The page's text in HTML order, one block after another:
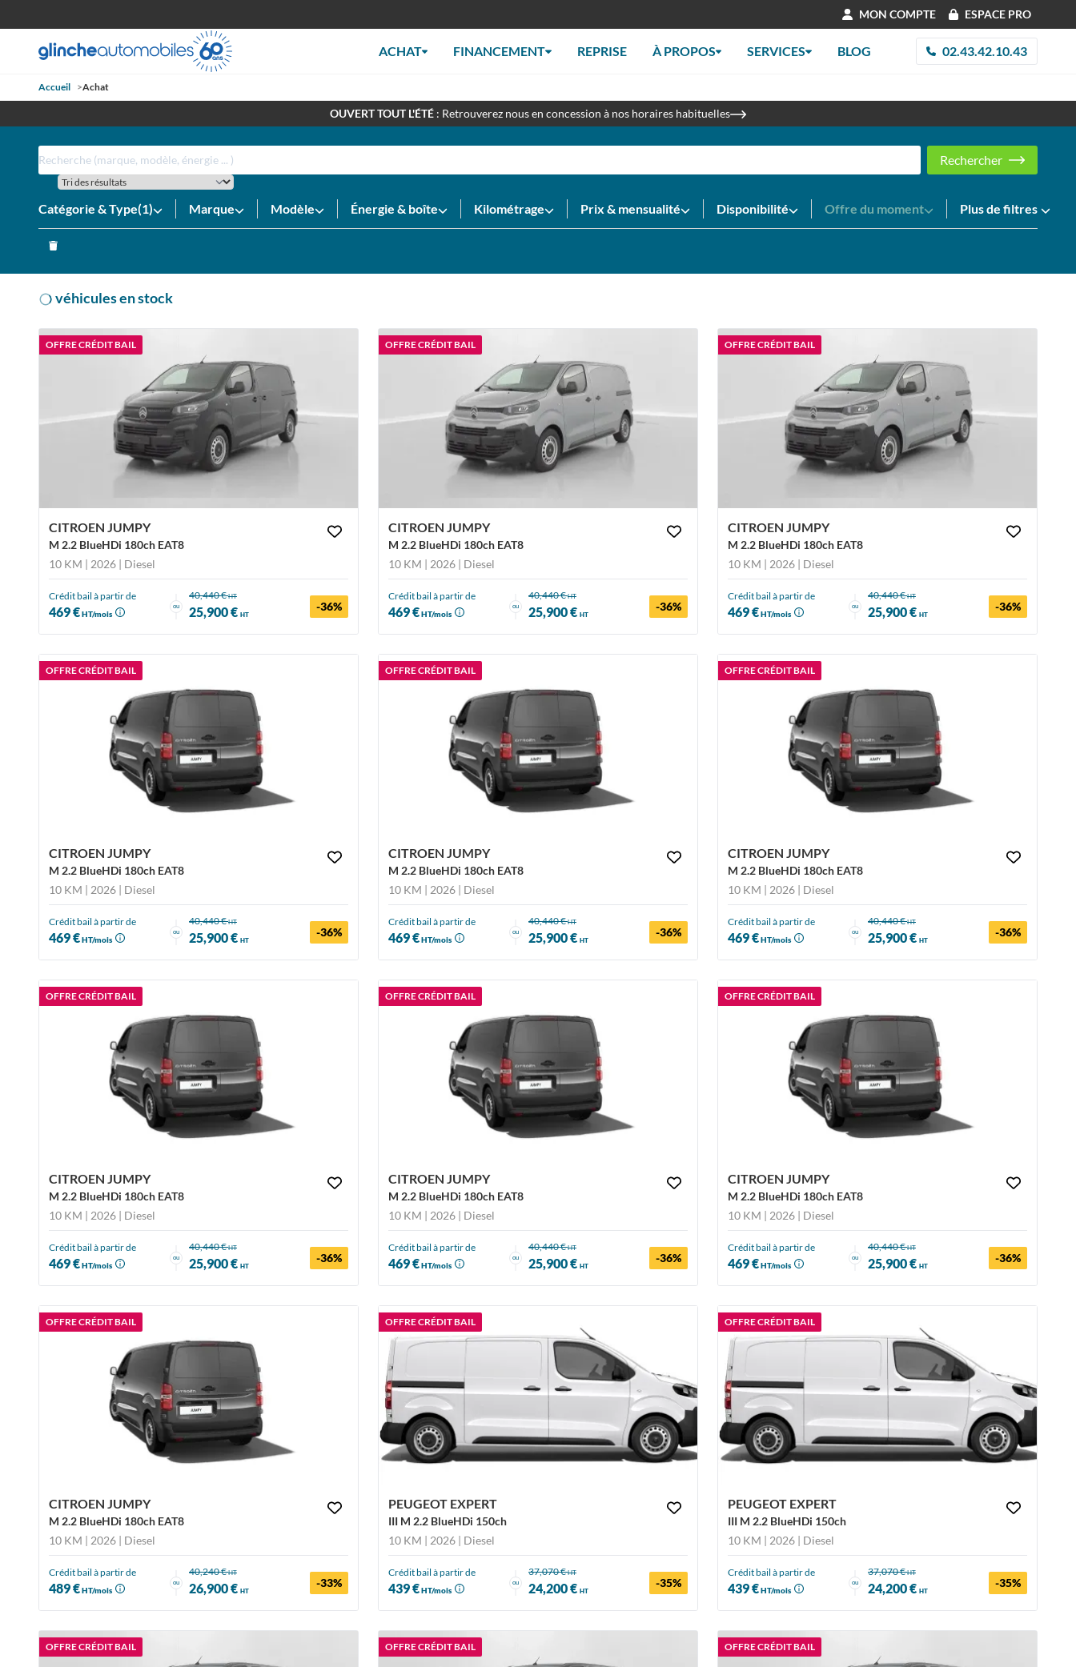
MON COMPTE ESPACE PRO
ACHAT FINANCEMENT REPRISE À PROPOS SERVICES BLOG 02.43.42.10.43
Accueil >Achat
Achat de Voiture, Utilitaire, Loisirs et Prestige neuve et d'occasion disponible directement chez Glinche Automobiles
OUVERT TOUT L'ÉTÉ : Retrouverez nous en concession à nos horaires habituelles
Rechercher
Catégorie & Type(1) Marque Modèle Énergie & boîte Kilométrage Prix & mensualité Disponibilité Offre du moment Plus de filtres
véhicules en stock
OFFRE CRÉDIT BAIL
CITROEN JUMPY
M 2.2 BlueHDi 180ch EAT8
10 KM | 2026 | Diesel
Crédit bail à partir de
469 €HT/mois
ou
40,440 €HT
25,900 € HT
-36%
OFFRE CRÉDIT BAIL
CITROEN JUMPY
M 2.2 BlueHDi 180ch EAT8
10 KM | 2026 | Diesel
Crédit bail à partir de
469 €HT/mois
ou
40,440 €HT
25,900 € HT
-36%
OFFRE CRÉDIT BAIL
CITROEN JUMPY
M 2.2 BlueHDi 180ch EAT8
10 KM | 2026 | Diesel
Crédit bail à partir de
469 €HT/mois
ou
40,440 €HT
25,900 € HT
-36%
OFFRE CRÉDIT BAIL
CITROEN JUMPY
M 2.2 BlueHDi 180ch EAT8
10 KM | 2026 | Diesel
Crédit bail à partir de
469 €HT/mois
ou
40,440 €HT
25,900 € HT
-36%
OFFRE CRÉDIT BAIL
CITROEN JUMPY
M 2.2 BlueHDi 180ch EAT8
10 KM | 2026 | Diesel
Crédit bail à partir de
469 €HT/mois
ou
40,440 €HT
25,900 € HT
-36%
OFFRE CRÉDIT BAIL
CITROEN JUMPY
M 2.2 BlueHDi 180ch EAT8
10 KM | 2026 | Diesel
Crédit bail à partir de
469 €HT/mois
ou
40,440 €HT
25,900 € HT
-36%
OFFRE CRÉDIT BAIL
CITROEN JUMPY
M 2.2 BlueHDi 180ch EAT8
10 KM | 2026 | Diesel
Crédit bail à partir de
469 €HT/mois
ou
40,440 €HT
25,900 € HT
-36%
OFFRE CRÉDIT BAIL
CITROEN JUMPY
M 2.2 BlueHDi 180ch EAT8
10 KM | 2026 | Diesel
Crédit bail à partir de
469 €HT/mois
ou
40,440 €HT
25,900 € HT
-36%
OFFRE CRÉDIT BAIL
CITROEN JUMPY
M 2.2 BlueHDi 180ch EAT8
10 KM | 2026 | Diesel
Crédit bail à partir de
469 €HT/mois
ou
40,440 €HT
25,900 € HT
-36%
OFFRE CRÉDIT BAIL
CITROEN JUMPY
M 2.2 BlueHDi 180ch EAT8
10 KM | 2026 | Diesel
Crédit bail à partir de
489 €HT/mois
ou
40,240 €HT
26,900 € HT
-33%
OFFRE CRÉDIT BAIL
PEUGEOT EXPERT
III M 2.2 BlueHDi 150ch
10 KM | 2026 | Diesel
Crédit bail à partir de
439 €HT/mois
ou
37,070 €HT
24,200 € HT
-35%
OFFRE CRÉDIT BAIL
PEUGEOT EXPERT
III M 2.2 BlueHDi 150ch
10 KM | 2026 | Diesel
Crédit bail à partir de
439 €HT/mois
ou
37,070 €HT
24,200 € HT
-35%
OFFRE CRÉDIT BAIL OFFRE CRÉDIT BAIL OFFRE CRÉDIT BAIL